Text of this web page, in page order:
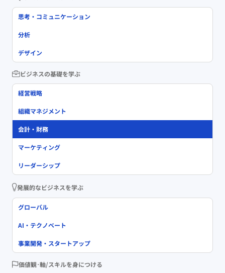
思考・コミュニケーション
分析
デザイン
ビジネスの基礎を学ぶ
経営戦略
組織マネジメント
会計・財務
マーケティング
リーダーシップ
発展的なビジネスを学ぶ
グローバル
AI・テクノベート
事業開発・スタートアップ
価値観･軸/スキルを身につける